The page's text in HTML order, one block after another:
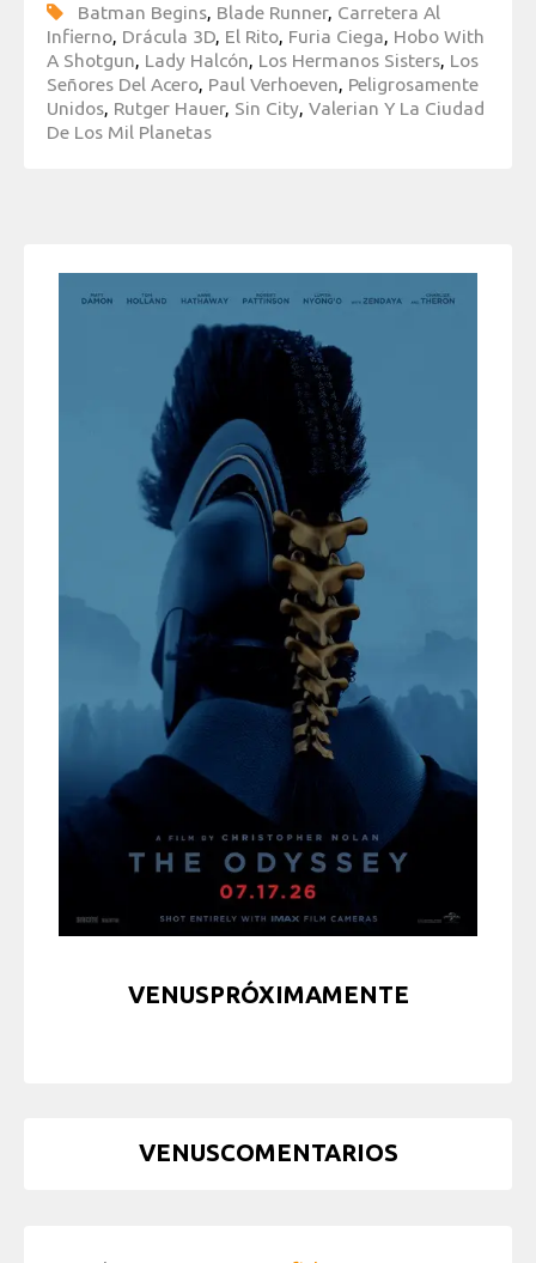
Batman Begins, Blade Runner, Carretera Al
Infierno, Drácula 3D, El Rito, Furia Ciega, Hobo With
A Shotgun, Lady Halcón, Los Hermanos Sisters, Los
Señores Del Acero, Paul Verhoeven, Peligrosamente
Unidos, Rutger Hauer, Sin City, Valerian Y La Ciudad
De Los Mil Planetas
VENUSPRÓXIMAMENTE
VENUSCOMENTARIOS